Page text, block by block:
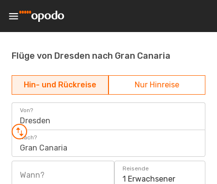
Flüge von Dresden nach Gran Canaria
Hin- und Rückreise Nur Hinreise
Von?
Dresden
Nach?
Gran Canaria
Wann?
Reisende
1 Erwachsener